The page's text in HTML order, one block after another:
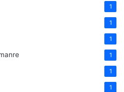
1
1
1
1
1
1